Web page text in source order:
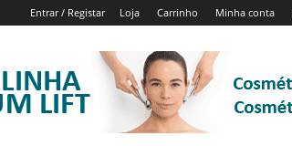
Entrar / Registar Loja Carrinho Minha conta